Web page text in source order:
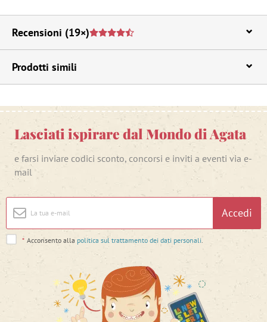
Recensioni (19×)
Prodotti simili
Lasciati ispirare dal Mondo di Agata
e farsi inviare codici sconto, concorsi e inviti a eventi via e-
mail
Accedi
* Acconsento alla politica sul trattamento dei dati personali